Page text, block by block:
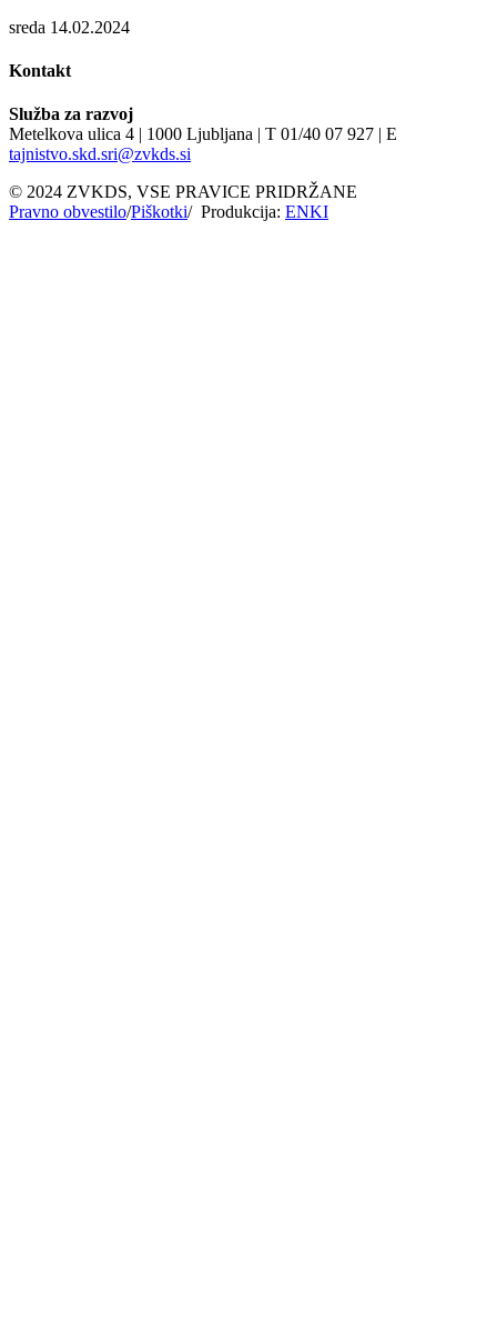
sreda 14.02.2024
Kontakt
Služba za razvoj
Metelkova ulica 4 | 1000 Ljubljana | T 01/40 07 927 | E
tajnistvo.skd.sri@zvkds.si
© 2024 ZVKDS, VSE PRAVICE PRIDRŽANE
Pravno obvestilo/Piškotki/ Produkcija: ENKI